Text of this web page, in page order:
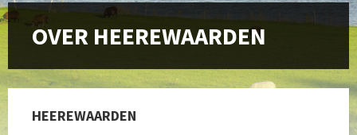
OVER HEEREWAARDEN
HEEREWAARDEN